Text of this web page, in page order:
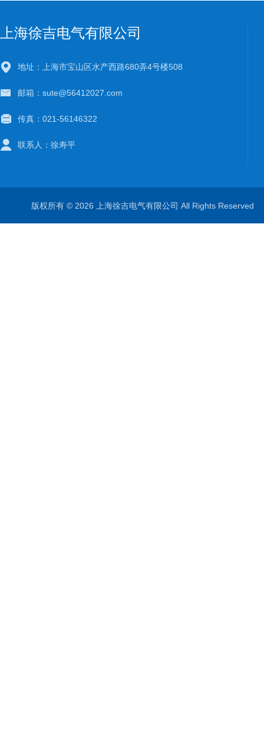
上海徐吉电气有限公司
地址：上海市宝山区水产西路680弄4号楼508
邮箱：sute@56412027.com
传真：021-56146322
联系人：徐寿平
版权所有 © 2026 上海徐吉电气有限公司 All Rights